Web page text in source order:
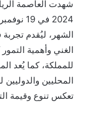
شهدت العاصمة
الشهر، ليُقدم
الغني وأهمية
للمملكة، كما يُعد
المحليين
تعكس تنوع وقيمة